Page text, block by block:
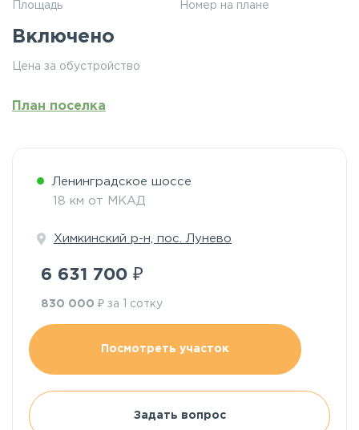
Площадь Номер на плане
Включено
Цена за обустройство
План поселка
Ленинградское шоссе
18 км от МКАД
Химкинский р-н, пос. Лунево
6 631 700 ₽
830 000 ₽ за 1 сотку
Посмотреть участок
Задать вопрос